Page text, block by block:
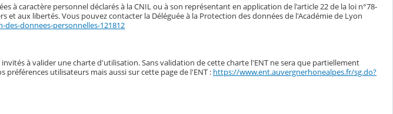
à caractère personnel déclarés à la CNIL ou à son représentant en application de l'article 22 de la loi n°78-
et aux libertés. Vous pouvez contacter la Déléguée à la Protection des données de l'Académie de Lyon
donnees-personnelles-121812
à valider une charte d'utilisation. Sans validation de cette charte l'ENT ne sera que partiellement
utilisateurs mais aussi sur cette page de l'ENT : https://www.ent.auvergnerhonealpes.fr/sg.do?